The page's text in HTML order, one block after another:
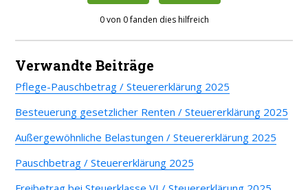
0 von 0 fanden dies hilfreich
Verwandte Beiträge
Pflege-Pauschbetrag / Steuererklärung 2025
Besteuerung gesetzlicher Renten / Steuererklärung 2025
Außergewöhnliche Belastungen / Steuererklärung 2025
Pauschbetrag / Steuererklärung 2025